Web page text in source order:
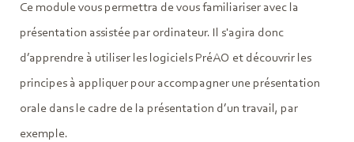
Ce module vous permettra de vous familiariser avec la
présentation assistée par ordinateur. Il s'agira donc
d’apprendre à utiliser les logiciels PréAO et découvrir les
principes à appliquer pour accompagner une présentation
orale dans le cadre de la présentation d’un travail, par
exemple.